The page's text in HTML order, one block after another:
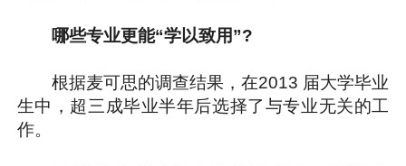
哪些专业更能“学以致用”?
根据麦可思的调查结果，在2013 届大学毕业
生中，超三成毕业半年后选择了与专业无关的工
作。